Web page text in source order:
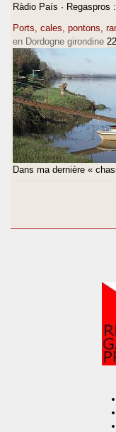
Ràdio País ·
Ports, cales, pontons,
en Dordogne girondine
Dans ma dernière «